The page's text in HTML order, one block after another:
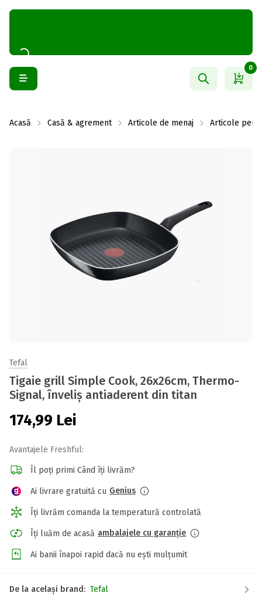
0
Acasă Casă & agrement Articole de menaj Articole
Tefal
Tigaie grill Simple Cook, 26x26cm, Thermo-
Signal, înveliș antiaderent din titan
174,99 Lei
Avantajele Freshful:
Îl poți primi Când îți livrăm?
Ai livrare gratuită cu Genius
Îți livrăm comanda la temperatură controlată
Îți luăm de acasă ambalajele cu garanție
Ai banii înapoi rapid dacă nu ești mulțumit
De la același brand: Tefal